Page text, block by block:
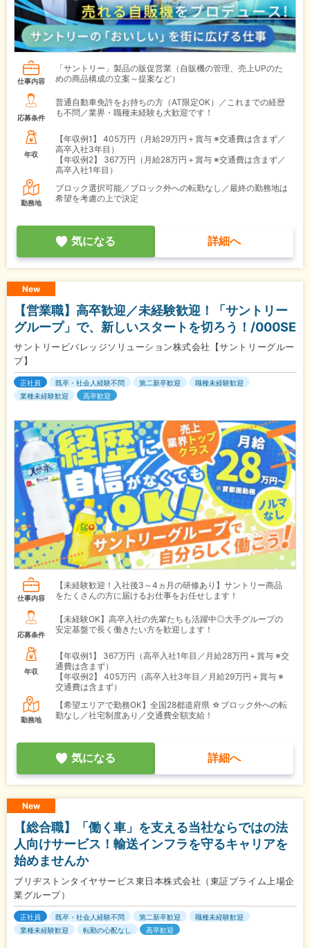
仕事内容
「サントリー」製品の販促営業（自販機の管理、売上UPのた
めの商品構成の立案～提案など）
応募条件
普通自動車免許をお持ちの方（AT限定OK）／これまでの経歴
も不問／業界・職種未経験も大歓迎です！
年収
【年収例1】
405万円（月給29万円＋賞与 ※交通費は含まず／
高卒入社3年目）
【年収例2】
367万円（月給28万円＋賞与 ※交通費は含まず／
高卒入社1年目）
勤務地
ブロック選択可能／ブロック外への転勤なし／最終の勤務地は
希望を考慮の上で決定
気になる 詳細へ
New
【営業職】高卒歓迎／未経験歓迎！「サントリー
グループ」で、新しいスタートを切ろう！/000SE
サントリービバレッジソリューション株式会社【サントリーグルー
プ】
正社員 既卒・社会人経験不問 第二新卒歓迎
職種未経験歓迎
業種未経験歓迎
高卒歓迎
仕事内容
【未経験歓迎！入社後3～4ヵ月の研修あり】サントリー商品
をたくさんの方に届けるお仕事をお任せします！
応募条件
【未経験OK】高卒入社の先輩たちも活躍中◎大手グループの
安定基盤で長く働きたい方を歓迎します！
年収
【年収例1】
367万円（高卒入社1年目／月給28万円＋賞与 ※交
通費は含まず）
【年収例2】
405万円（高卒入社3年目／月給29万円＋賞与 ※
交通費は含まず）
勤務地
【希望エリアで勤務OK】全国28都道府県 ☆ブロック外への転
勤なし／社宅制度あり／交通費全額支給！
気になる 詳細へ
New
【総合職】「働く車」を支える当社ならではの法
人向けサービス！輸送インフラを守るキャリアを
始めませんか
ブリヂストンタイヤサービス東日本株式会社（東証プライム上場企
業グループ）
正社員 既卒・社会人経験不問 第二新卒歓迎
職種未経験歓迎
業種未経験歓迎
転勤の心配なし 高卒歓迎